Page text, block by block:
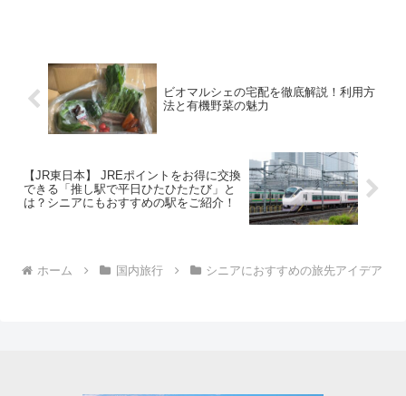
ビオマルシェの宅配を徹底解説！利用方
法と有機野菜の魅力
【JR東日本】 JREポイントをお得に交換
できる「推し駅で平日ひたひたたび」と
は？シニアにもおすすめの駅をご紹介！
ホーム 国内旅行 シニアにおすすめの旅先アイデア